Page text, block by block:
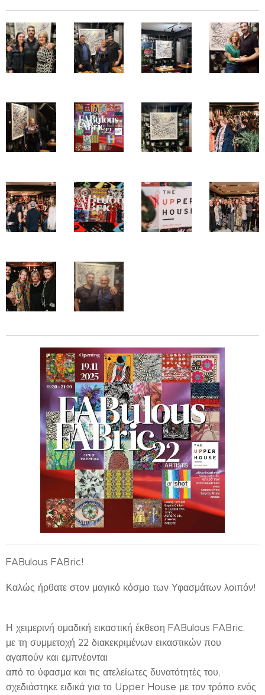
FABulous FABric!
Καλώς ήρθατε στον μαγικό κόσμο των Υφασμάτων λοιπόν!
Η χειμερινή ομαδική εικαστική έκθεση FABulous FABric,
με τη συμμετοχή 22 διακεκριμένων εικαστικών που
αγαπούν και εμπνέονται
από το ύφασμα και τις ατελείωτες δυνατότητές του,
σχεδιάστηκε ειδικά για το Upper House με τον τρόπο ενός